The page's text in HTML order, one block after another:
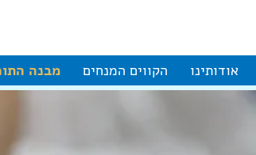
אודותינו הקווים המנחים מבנה